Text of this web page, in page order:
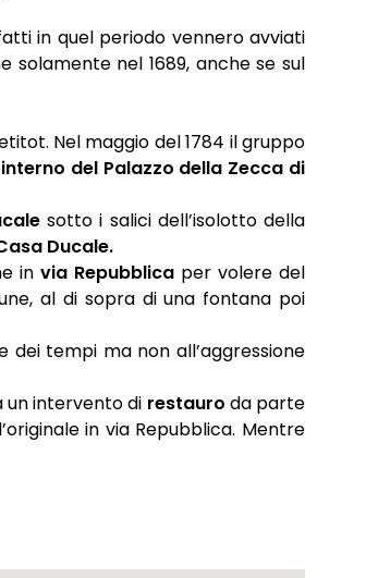
in quel periodo vennero avviati
solamente nel 1689, anche se sul
Nel maggio del 1784 il gruppo
del Palazzo della Zecca di
sotto i salici dell’isolotto della
Ducale.
invia Repubblica per volere del
al di sopra di una fontana poi
tempi ma non all’aggressione
un intervento di restauro da parte
in via Repubblica. Mentre